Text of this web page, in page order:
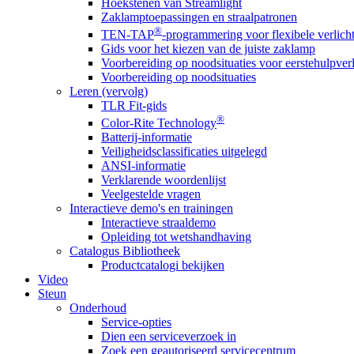
Zaklamptoepassingen en straalpatronen
TEN-TAP®-programmering voor flexibele
Gids voor het kiezen van de juiste zaklamp
Voorbereiding op noodsituaties voor
Voorbereiding op noodsituaties
Leren (vervolg)
TLR Fit-gids
Color-Rite Technology®
Batterij-informatie
Veiligheidsclassificaties uitgelegd
ANSI-informatie
Verklarende woordenlijst
Veelgestelde vragen
Interactieve demo's en trainingen
Interactieve straaldemo
Opleiding tot wetshandhaving
Catalogus Bibliotheek
Productcatalogi bekijken
Video
Steun
Onderhoud
Service-opties
Dien een serviceverzoek in
Zoek een geautoriseerd servicecentrum